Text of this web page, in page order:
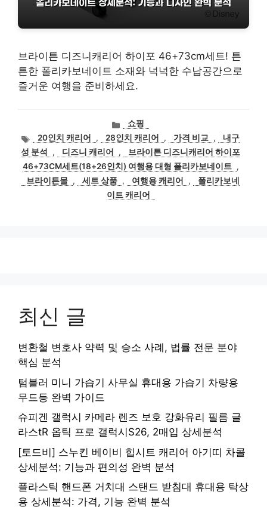
브라이튼 디즈니캐리어 하이포 46+73cm세트! 튼
튼한 폴리카보네이트 소재와 넉넉한 수납공간으로
즐거운 여행을 준비하세요.
카
테
고
리
쇼핑
태
그
20인치 캐리어 , 28인치 캐리어 , 가격 비교 ,
내구
성 분석
, 디즈니 캐리어 ,
브라이튼 디즈니캐리어 하이포
46+73CM세트(18+26인치) 여행용 대형 폴리카보네이트 ,
브라이튼몰 , 세트 상품 , 여행용 캐리어 ,
폴리카보네
이트 캐리어
최신 글
변환철 변호사 약력 및 승소 사례, 법률 전문 분야
핵심 분석
텀블러 미니 가습기 사무실 휴대용 가습기 차량용
무드등 완벽 가이드
슈피겐 갤럭시 카메라 렌즈 보호 강화유리 필름 글
라스tR 옵틱 프로 갤럭시S26, 2매입 상세분석
[토드비] 스누킨 베이비 힙시트 캐리어 아기띠 차콜
상세분석: 기능과 편의성 완벽 분석
플라스틱 핸드폰 거치대 스탠드 받침대 휴대용 탁상
용 상세분석: 가격, 기능 완벽 분석